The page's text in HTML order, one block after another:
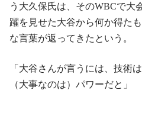
う大久保氏は、そのWBCで大
躍を見せた大谷から何か得た
な言葉が返ってきたという。
「大谷さんが言うには、技術
（大事なのは）パワーだと」